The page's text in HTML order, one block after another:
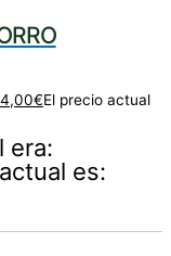
€El precio actual
era:
es: